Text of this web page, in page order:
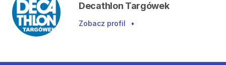
Decathlon Targówek
Zobacz profil •